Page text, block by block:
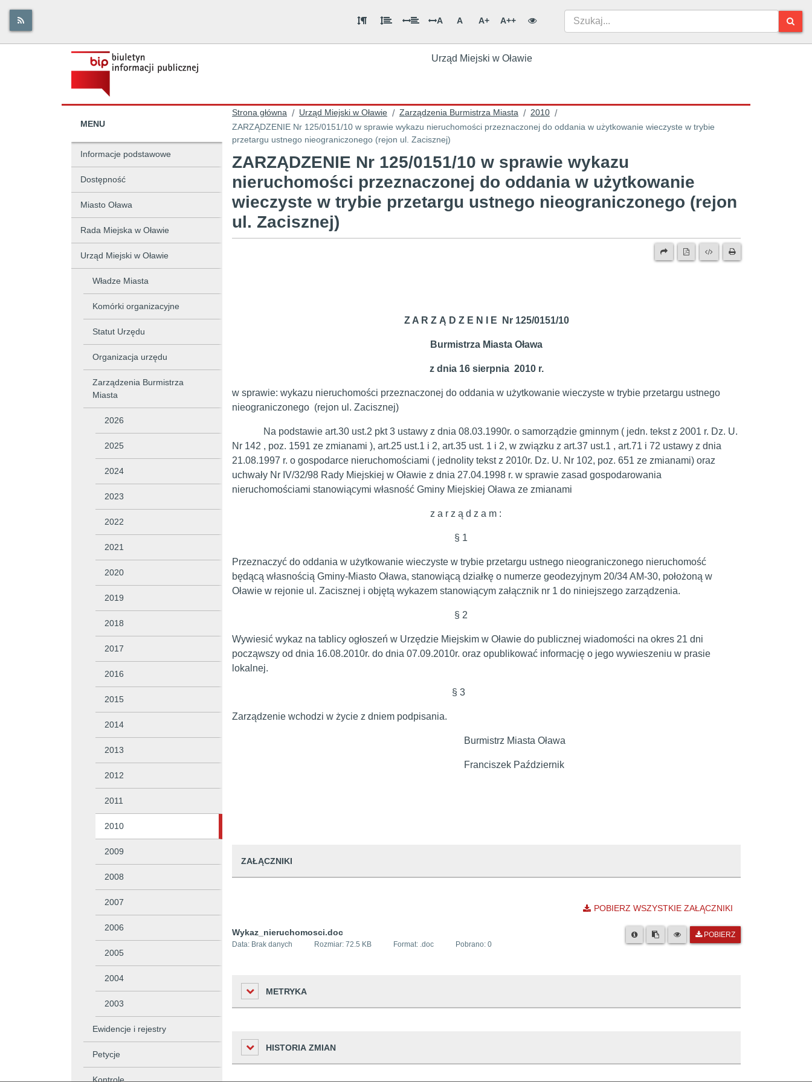
A A A+ A++
Urząd Miejski w Oławie
MENU
Informacje podstawowe
Dostępność
Miasto Oława
Rada Miejska w Oławie
Urząd Miejski w Oławie
Władze Miasta
Komórki organizacyjne
Statut Urzędu
Organizacja urzędu
Zarządzenia Burmistrza
Miasta
2026
2025
2024
2023
2022
2021
2020
2019
2018
2017
2016
2015
2014
2013
2012
2011
2010
2009
2008
2007
2006
2005
2004
2003
Ewidencje i rejestry
Petycje
Kontrole
Strona główna / Urząd Miejski w Oławie / Zarządzenia Burmistrza Miasta / 2010 /
ZARZĄDZENIE Nr 125/0151/10 w sprawie wykazu nieruchomości przeznaczonej do oddania w użytkowanie wieczyste w trybie
przetargu ustnego nieograniczonego (rejon ul. Zacisznej)
ZARZĄDZENIE Nr 125/0151/10 w sprawie wykazu
nieruchomości przeznaczonej do oddania w użytkowanie
wieczyste w trybie przetargu ustnego nieograniczonego (rejon
ul. Zacisznej)
Z A R Z Ą D Z E N I E Nr 125/0151/10
Burmistrza Miasta Oława
z dnia 16 sierpnia 2010 r.
w sprawie: wykazu nieruchomości przeznaczonej do oddania w użytkowanie wieczyste w trybie przetargu ustnego
nieograniczonego (rejon ul. Zacisznej)
Na podstawie art.30 ust.2 pkt 3 ustawy z dnia 08.03.1990r. o samorządzie gminnym ( jedn. tekst z 2001 r. Dz. U.
Nr 142 , poz. 1591 ze zmianami ), art.25 ust.1 i 2, art.35 ust. 1 i 2, w związku z art.37 ust.1 , art.71 i 72 ustawy z dnia
21.08.1997 r. o gospodarce nieruchomościami ( jednolity tekst z 2010r. Dz. U. Nr 102, poz. 651 ze zmianami) oraz
uchwały Nr IV/32/98 Rady Miejskiej w Oławie z dnia 27.04.1998 r. w sprawie zasad gospodarowania
nieruchomościami stanowiącymi własność Gminy Miejskiej Oława ze zmianami
z a r z ą d z a m :
§ 1
Przeznaczyć do oddania w użytkowanie wieczyste w trybie przetargu ustnego nieograniczonego nieruchomość
będącą własnością Gminy-Miasto Oława, stanowiącą działkę o numerze geodezyjnym 20/34 AM-30, położoną w
Oławie w rejonie ul. Zacisznej i objętą wykazem stanowiącym załącznik nr 1 do niniejszego zarządzenia.
§ 2
Wywiesić wykaz na tablicy ogłoszeń w Urzędzie Miejskim w Oławie do publicznej wiadomości na okres 21 dni
począwszy od dnia 16.08.2010r. do dnia 07.09.2010r. oraz opublikować informację o jego wywieszeniu w prasie
lokalnej.
§ 3
Zarządzenie wchodzi w życie z dniem podpisania.
Burmistrz Miasta Oława
Franciszek Październik
ZAŁĄCZNIKI
POBIERZ WSZYSTKIE ZAŁĄCZNIKI
Wykaz_nieruchomosci.doc
Data: Brak danych Rozmiar: 72.5 KB Format: .doc Pobrano: 0
POBIERZ
METRYKA
Liczba odwiedzin
Podmiot udostępniający informację Urząd Miejski w Oławie
HISTORIA ZMIAN